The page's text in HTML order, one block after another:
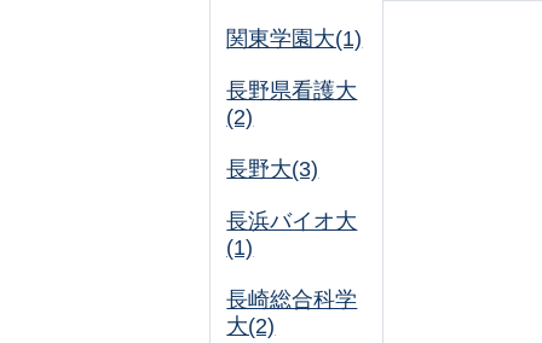
関東学園大(1)
長野県看護大
(2)
長野大(3)
長浜バイオ大
(1)
長崎総合科学
大(2)